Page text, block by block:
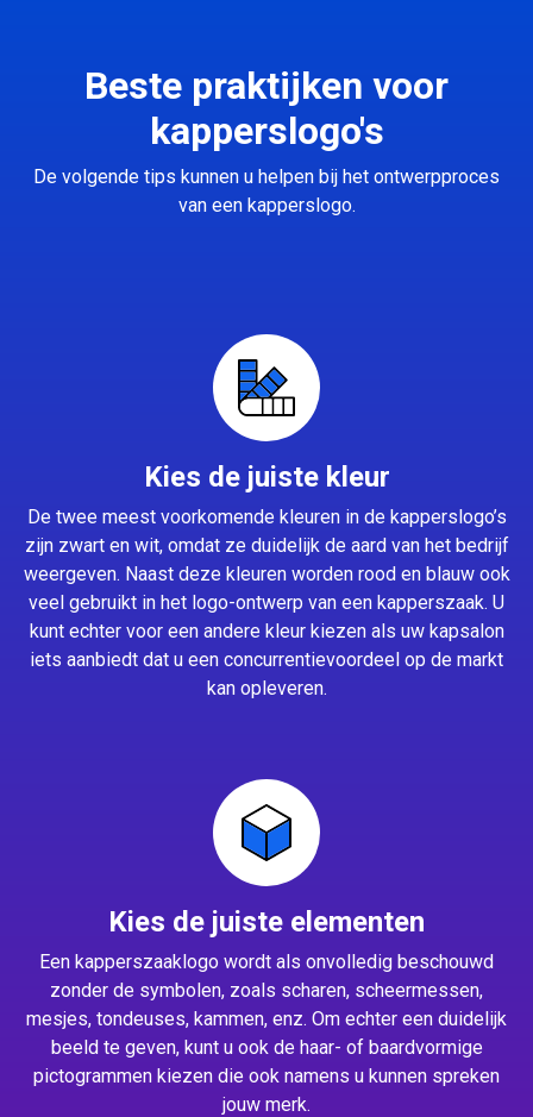
Beste praktijken voor
kapperslogo's
De volgende tips kunnen u helpen bij het ontwerpproces
van een kapperslogo.
Kies de juiste kleur
De twee meest voorkomende kleuren in de kapperslogo’s
zijn zwart en wit, omdat ze duidelijk de aard van het bedrijf
weergeven. Naast deze kleuren worden rood en blauw ook
veel gebruikt in het logo-ontwerp van een kapperszaak. U
kunt echter voor een andere kleur kiezen als uw kapsalon
iets aanbiedt dat u een concurrentievoordeel op de markt
kan opleveren.
Kies de juiste elementen
Een kapperszaaklogo wordt als onvolledig beschouwd
zonder de symbolen, zoals scharen, scheermessen,
mesjes, tondeuses, kammen, enz. Om echter een duidelijk
beeld te geven, kunt u ook de haar- of baardvormige
pictogrammen kiezen die ook namens u kunnen spreken
jouw merk.